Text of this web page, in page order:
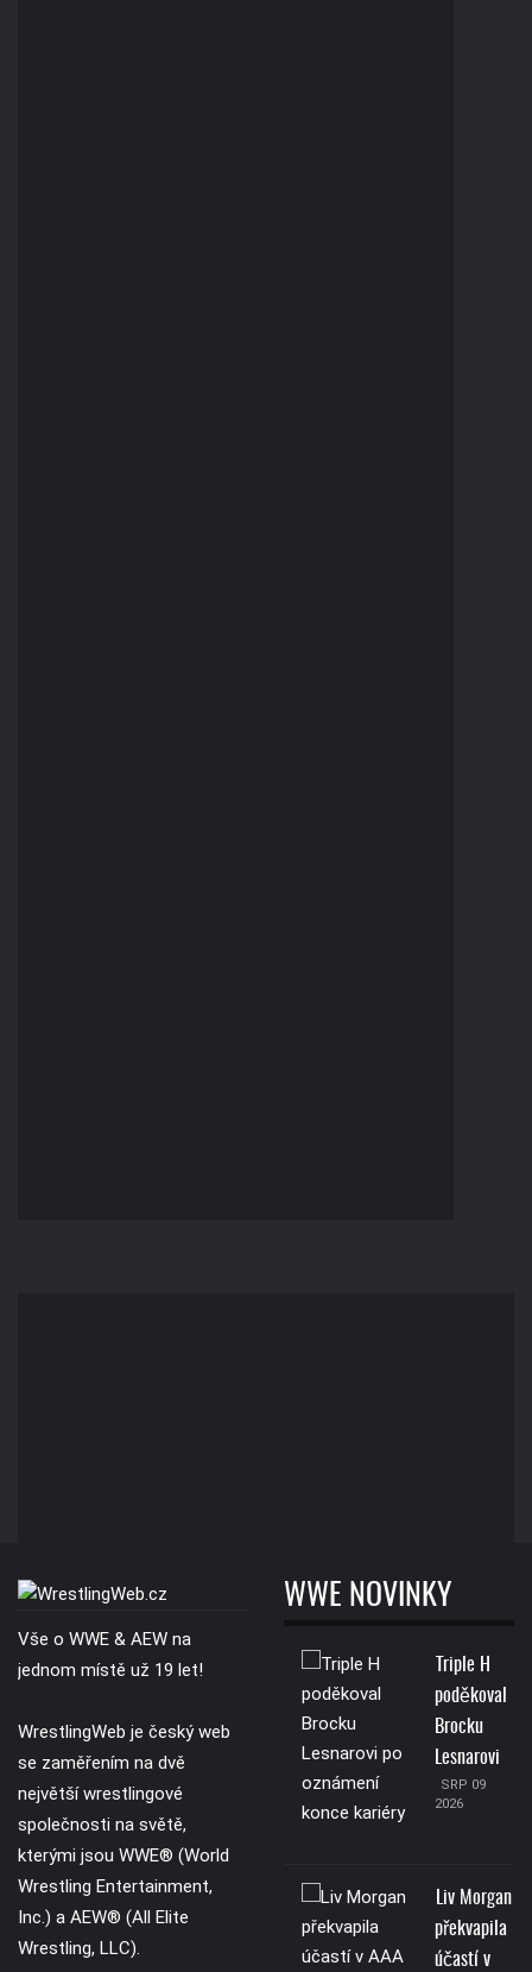
Vše o WWE & AEW na
jednom místě už 19 let!
WrestlingWeb je český web
se zaměřením na dvě
největší wrestlingové
společnosti na světě,
kterými jsou WWE® (World
Wrestling Entertainment,
Inc.) a AEW® (All Elite
Wrestling, LLC).
WWE NOVINKY
Triple H
poděkoval
Brocku
Lesnarovi
SRP 09
2026
Liv Morgan
překvapila
účastí v